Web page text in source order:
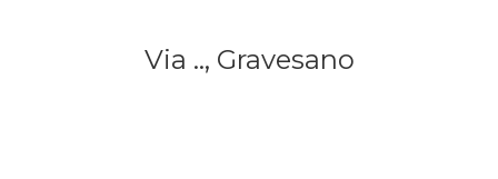
Via .., Gravesano